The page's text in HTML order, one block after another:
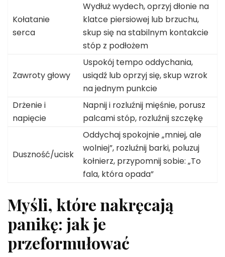
Kołatanie
serca
Wydłuż wydech, oprzyj dłonie na
klatce piersiowej lub brzuchu,
skup się na stabilnym kontakcie
stóp z podłożem
Zawroty głowy
Uspokój tempo oddychania,
usiądź lub oprzyj się, skup wzrok
na jednym punkcie
Drżenie i
napięcie
Napnij i rozluźnij mięśnie, porusz
palcami stóp, rozluźnij szczękę
Duszność/ucisk
Oddychaj spokojnie „mniej, ale
wolniej”, rozluźnij barki, poluzuj
kołnierz, przypomnij sobie: „To
fala, która opada”
Myśli, które nakręcają
panikę: jak je
przeformułować